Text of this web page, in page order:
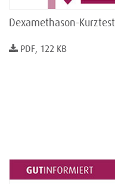
Dexamethason-Kurztest
PDF, 122 KB